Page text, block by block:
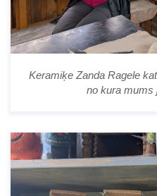
Keramiķe Zanda Ragele
no kura mums